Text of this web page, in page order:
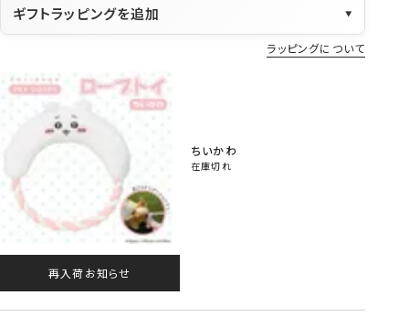
ギフトラッピングを追加 ▼
ラッピングについて
ちいかわ
在庫切れ
再入荷お知らせ